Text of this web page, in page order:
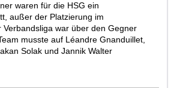
waren für die HSG ein
außer der Platzierung im
Verbandsliga war über den Gegner
musste auf Léandre Gnanduillet,
Solak und Jannik Walter